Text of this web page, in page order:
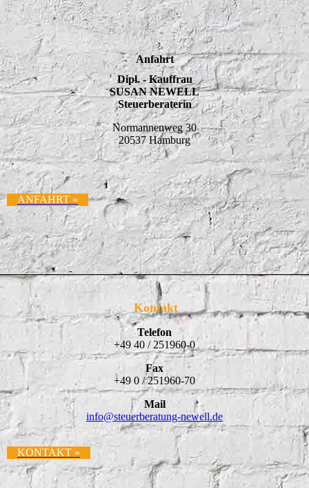
Anfahrt
Dipl. - Kauffrau
SUSAN NEWELL
Steuerberaterin
Normannenweg 30
20537 Hamburg
ANFAHRT »
Kontakt
Telefon
+49 40 / 251960-0
Fax
+49 0 / 251960-70
Mail
info@steuerberatung-newell.de
KONTAKT »